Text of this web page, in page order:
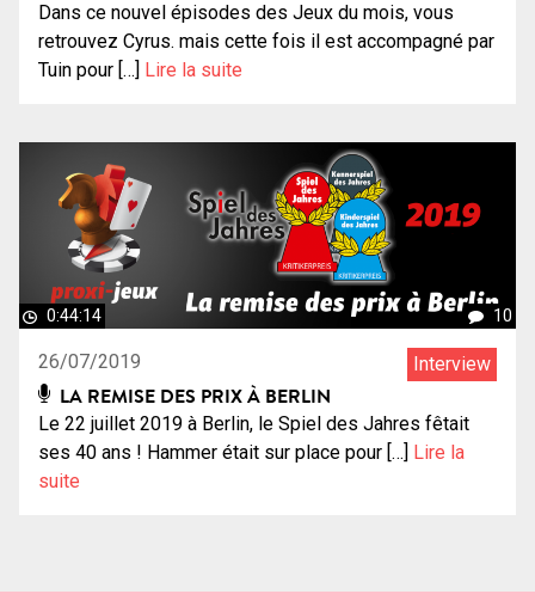
Dans ce nouvel épisodes des Jeux du mois, vous
retrouvez Cyrus. mais cette fois il est accompagné par
Tuin pour […]
Lire la suite
0:44:14 10
26/07/2019 Interview
LA REMISE DES PRIX À BERLIN
Le 22 juillet 2019 à Berlin, le Spiel des Jahres fêtait
ses 40 ans ! Hammer était sur place pour […]
Lire la
suite